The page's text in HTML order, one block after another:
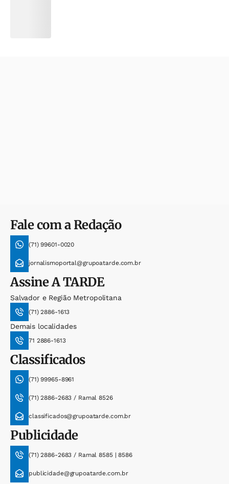
Fale com a Redação
(71) 99601-0020
jornalismoportal@grupoatarde.com.br
AssineA TARDE
Salvador e Região Metropolitana
(71) 2886-1613
Demais localidades
71 2886-1613
Classificados
(71) 99965-8961
(71) 2886-2683 / Ramal 8526
classificados@grupoatarde.com.br
Publicidade
(71) 2886-2683 / Ramal 8585 | 8586
publicidade@grupoatarde.com.br